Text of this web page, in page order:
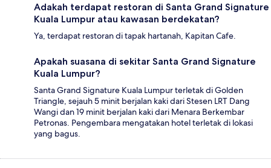
Adakah terdapat restoran di Santa Grand Signature
Kuala Lumpur atau kawasan berdekatan?
Ya, terdapat restoran di tapak hartanah, Kapitan Cafe.
Apakah suasana di sekitar Santa Grand Signature
Kuala Lumpur?
Santa Grand Signature Kuala Lumpur terletak di Golden
Triangle, sejauh 5 minit berjalan kaki dari Stesen LRT Dang
Wangi dan 19 minit berjalan kaki dari Menara Berkembar
Petronas. Pengembara mengatakan hotel terletak di lokasi
yang bagus.